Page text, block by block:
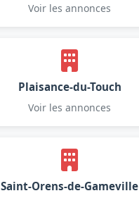
Voir les annonces
Plaisance-du-Touch
Voir les annonces
Saint-Orens-de-Gameville